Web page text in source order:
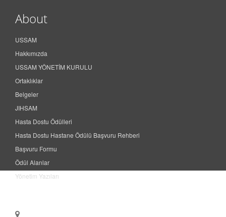
About
USSAM
Hakkımızda
USSAM YÖNETİM KURULU
Ortaklıklar
Belgeler
JIHSAM
Hasta Dostu Ödülleri
Hasta Dostu Hastane Ödülü Başvuru Rehberi
Başvuru Formu
Ödül Alanlar
Yönetim Yazıları